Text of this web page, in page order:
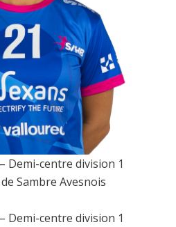
Demi-centre division 1
Sambre Avesnois
Demi-centre division 1